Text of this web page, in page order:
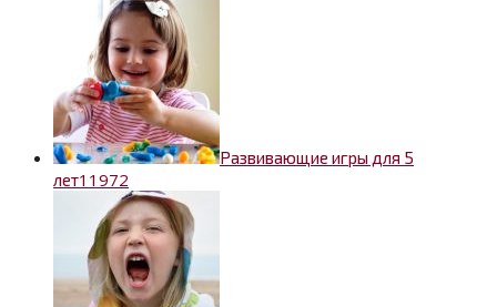
Развивающие игры для 5
лет1 1972